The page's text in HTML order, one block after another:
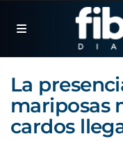
La
mariposas
cardos